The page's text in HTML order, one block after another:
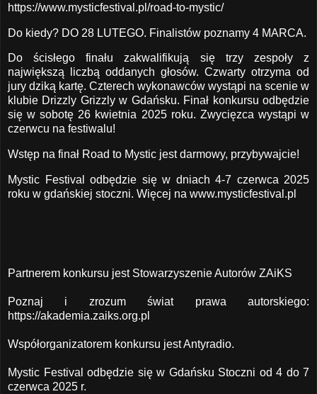
https://www.mysticfestival.pl/road-to-mystic/
Do kiedy? DO 28 LUTEGO. Finalistów poznamy 4 MARCA.
Do ścisłego finału zakwalifikują się trzy zespoły z
największą liczbą oddanych głosów. Czwarty otrzyma od
jury dziką kartę. Czterech wykonawców wystąpi na scenie w
klubie Drizzly Grizzly w Gdańsku. Finał konkursu odbędzie
się w sobotę 26 kwietnia 2025 roku. Zwycięzca wystąpi w
czerwcu na festiwalu!
Wstęp na finał Road to Mystic jest darmowy, przybywajcie!
Mystic Festival odbędzie się w dniach 4-7 czerwca 2025
roku w gdańskiej stoczni. Więcej na www.mysticfestival.pl
Partnerem konkursu jest Stowarzyszenie Autorów ZAiKS
Poznaj i zrozum świat prawa autorskiego:
https://akademia.zaiks.org.pl
Współorganizatorem konkursu jest Antyradio.
Mystic Festival odbędzie się w Gdańsku Stoczni od 4 do 7
czerwca 2025 r.